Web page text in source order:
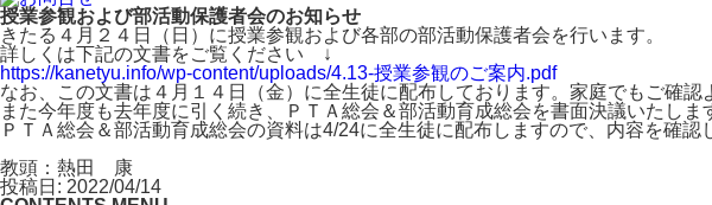
授業参観および部活動保護者会のお知らせ
きたる４月２４日（日）に授業参観および各部の部活動保護者会を行います。
詳しくは下記の文書をご覧ください ↓
https://kanetyu.info/wp-content/uploads/4.13-授業参観のご案内.pdf
なお、この文書は４月１４日（金）に全生徒に配布しております。家庭でもご確認
また今年度も去年度に引く続き、ＰＴＡ総会＆部活動育成総会を書面決議いたしま
ＰＴＡ総会＆部活動育成総会の資料は4/24に全生徒に配布しますので、内容を確
教頭：熱田 康
投稿日: 2022/04/14